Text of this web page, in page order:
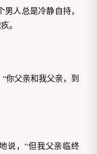
人总是冷静自持，
。
你父亲和我父亲，到
说，“但我父亲临终